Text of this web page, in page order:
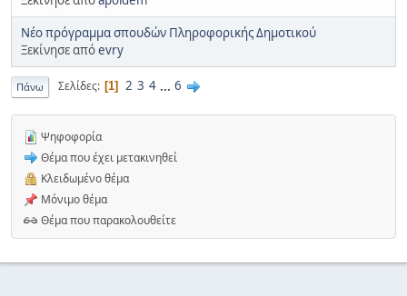
Νέο πρόγραμμα σπουδών Πληροφορικής Δημοτικού
Ξεκίνησε απόevry
Πάνω Σελίδες 1 2 3 4 ... 6
Ψηφοφορία
Θέμα που έχει μετακινηθεί
Κλειδωμένο θέμα
Μόνιμο θέμα
Θέμα που παρακολουθείτε